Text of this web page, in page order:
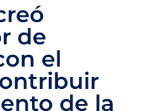
de
el
de la